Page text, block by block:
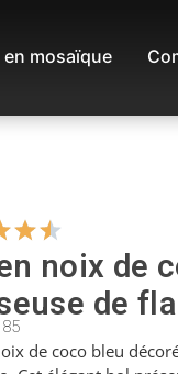
mosaïque
noix de
de
de coco bleu